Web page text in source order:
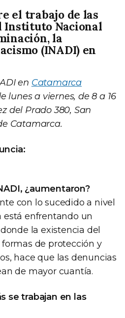
el trabajo de las
Instituto Nacional
la
(INADI) en
en Catamarca
lunes a viernes, de 8 a 16
del Prado 380, San
Catamarca.
¿aumentaron?
con lo sucedido a nivel
está enfrentando un
la existencia del
de protección y
hace que las denuncias
de mayor cuantía.
se trabajan en las